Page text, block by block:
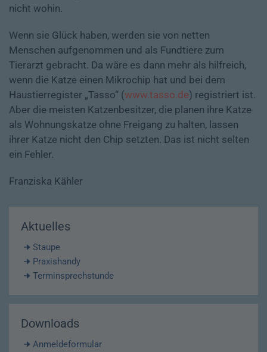
nicht wohin.
Wenn sie Glück haben, werden sie von netten
Menschen aufgenommen und als Fundtiere zum
Tierarzt gebracht. Da wäre es dann mehr als hilfreich,
wenn die Katze einen Mikrochip hat und bei dem
Haustierregister „Tasso“ (www.tasso.de) registriert ist.
Aber die meisten Katzenbesitzer, die planen ihre Katze
als Wohnungskatze ohne Freigang zu halten, lassen
ihrer Katze nicht den Chip setzten. Das ist nicht selten
ein Fehler.
Franziska Kähler
Aktuelles
Staupe
Praxishandy
Terminsprechstunde
Downloads
Anmeldeformular